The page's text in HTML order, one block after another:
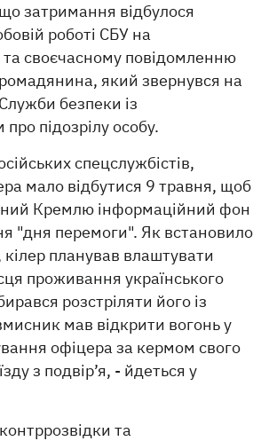
затримання відбулося
роботі СБУ на
своєчасному повідомленню
який звернувся на
безпеки із
підозрілу особу.
спецслужбістів,
мало відбутися 9 травня, щоб
Кремлю інформаційний фон
"дня перемоги". Як встановило
кілер планував влаштувати
проживання українського
розстріляти його із
мав відкрити вогонь у
офіцера за кермом свого
з подвір’я, - йдеться у
та